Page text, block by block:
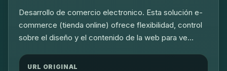
Desarrollo de comercio electronico. Esta solución e-
commerce (tienda online) ofrece flexibilidad, control
sobre el diseño y el contenido de la web para ve…
URL ORIGINAL